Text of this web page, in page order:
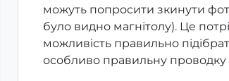
можуть попросити зкинути
було видно магнітолу). Це
можливість правильно
особливо правильну